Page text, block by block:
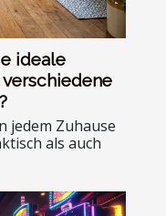
ideale
jedem Zuhause
als auch